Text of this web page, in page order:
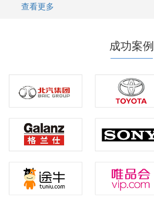
查看更多
成功案例